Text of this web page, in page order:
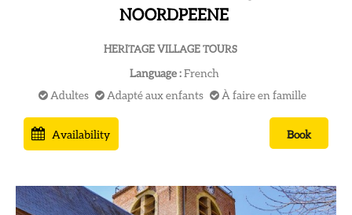
NOORDPEENE
HERITAGE VILLAGE TOURS
Language : French
Adultes
Adapté aux enfants À faire en famille
Availability Book